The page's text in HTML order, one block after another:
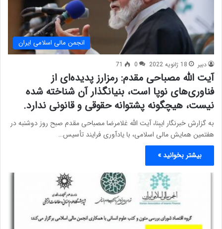
انجمن مالی اسلامی ایران
دبیر 18 ژانویه 2022 0
71
آیت الله مصباحی مقدم: رمزارز پدیده‌ای از
فناوری‌های نوپا است، بنیانگذار آن شناخته شده
نیست، هیچگونه پشتوانه حقوقی و قانونی ندارد.
به گزارش خبرنگار ایبِنا، آیت الله غلامرضا مصباحی مقدم صبح روز دوشنبه در
هفتمین همایش مالی اسلامی، با یادآوری فرایند تأسیس…
بیشتر بخوانید »